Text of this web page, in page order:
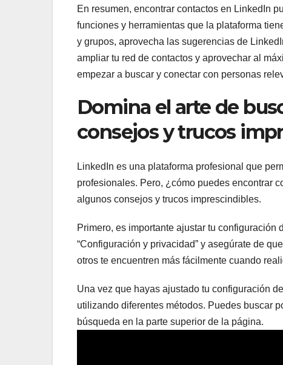
En resumen, encontrar contactos en LinkedIn
funciones y herramientas que la plataforma
y grupos, aprovecha las sugerencias de
ampliar tu red de contactos y aprovechar al
empezar a buscar y conectar con personas
Domina el arte de
consejos y trucos
LinkedIn es una plataforma profesional que
profesionales. Pero, ¿cómo puedes encontrar
algunos consejos y trucos imprescindibles.
Primero, es importante ajustar tu
“Configuración y privacidad” y asegúrate de
otros te encuentren más fácilmente cuando
Una vez que hayas ajustado tu configuración
utilizando diferentes métodos. Puedes buscar
búsqueda en la parte superior de la página.